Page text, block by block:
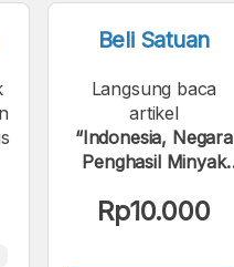
Beli Satuan
Langsung baca
artikel
“Indonesia, Negara
Penghasil Minyak
Terbanyak di Dunia
Rp10.000